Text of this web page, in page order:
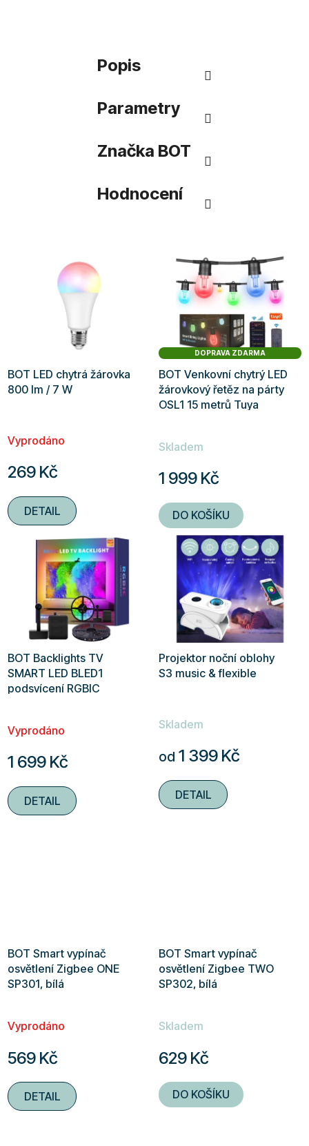
Popis
Parametry
Značka BOT
Hodnocení
BOT LED chytrá žárovka
800 lm / 7 W
hodnocení
je
5,0
z
hvězdiček.
Vyprodáno
269 Kč
DETAIL
DOPRAVA ZDARMA
BOT Venkovní chytrý LED
žárovkový řetěz na párty
OSL1 15 metrů Tuya
Skladem
1 999 Kč
DO KOŠÍKU
BOT Backlights TV
SMART LED BLED1
podsvícení RGBIC
Vyprodáno
1 699 Kč
DETAIL
Projektor noční oblohy
S3 music & flexible
hodnocení
je
5,0
z
Skladem
od 1 399 Kč
DETAIL
BOT Smart vypínač
osvětlení Zigbee ONE
SP301, bílá
Vyprodáno
569 Kč
DETAIL
BOT Smart vypínač
osvětlení Zigbee TWO
SP302, bílá
Skladem
629 Kč
DO KOŠÍKU